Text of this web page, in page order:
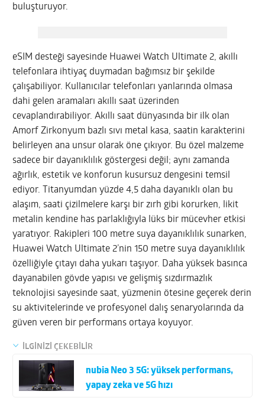
buluşturuyor.
eSIM desteği sayesinde Huawei Watch Ultimate 2, akıllı
telefonlara ihtiyaç duymadan bağımsız bir şekilde
çalışabiliyor. Kullanıcılar telefonları yanlarında olmasa
dahi gelen aramaları akıllı saat üzerinden
cevaplandırabiliyor. Akıllı saat dünyasında bir ilk olan
Amorf Zirkonyum bazlı sıvı metal kasa, saatin karakterini
belirleyen ana unsur olarak öne çıkıyor. Bu özel malzeme
sadece bir dayanıklılık göstergesi değil; aynı zamanda
ağırlık, estetik ve konforun kusursuz dengesini temsil
ediyor. Titanyumdan yüzde 4,5 daha dayanıklı olan bu
alaşım, saati çizilmelere karşı bir zırh gibi korurken, likit
metalin kendine has parlaklığıyla lüks bir mücevher etkisi
yaratıyor. Rakipleri 100 metre suya dayanıklılık sunarken,
Huawei Watch Ultimate 2’nin 150 metre suya dayanıklılık
özelliğiyle çıtayı daha yukarı taşıyor. Daha yüksek basınca
dayanabilen gövde yapısı ve gelişmiş sızdırmazlık
teknolojisi sayesinde saat, yüzmenin ötesine geçerek derin
su aktivitelerinde ve profesyonel dalış senaryolarında da
güven veren bir performans ortaya koyuyor.
İLGİNİZİ ÇEKEBİLİR
nubia Neo 3 5G: yüksek performans,
yapay zeka ve 5G hızı